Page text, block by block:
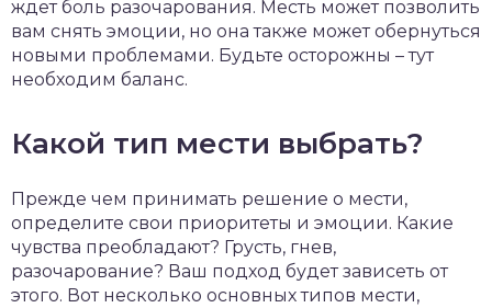
ждет боль разочарования. Месть может позволить
вам снять эмоции, но она также может обернуться
новыми проблемами. Будьте осторожны – тут
необходим баланс.
Какой тип мести выбрать?
Прежде чем принимать решение о мести,
определите свои приоритеты и эмоции. Какие
чувства преобладают? Грусть, гнев,
разочарование? Ваш подход будет зависеть от
этого. Вот несколько основных типов мести,